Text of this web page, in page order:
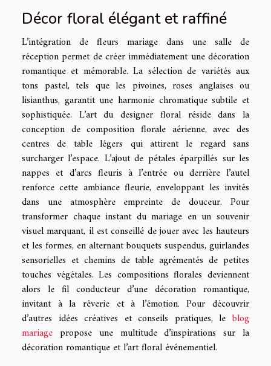
Décor floral élégant et raffiné
L’intégration de fleurs mariage dans une salle de
réception permet de créer immédiatement une décoration
romantique et mémorable. La sélection de variétés aux
tons pastel, tels que les pivoines, roses anglaises ou
lisianthus, garantit une harmonie chromatique subtile et
sophistiquée. L’art du designer floral réside dans la
conception de composition florale aérienne, avec des
centres de table légers qui attirent le regard sans
surcharger l’espace. L’ajout de pétales éparpillés sur les
nappes et d’arcs fleuris à l’entrée ou derrière l’autel
renforce cette ambiance fleurie, enveloppant les invités
dans une atmosphère empreinte de douceur. Pour
transformer chaque instant du mariage en un souvenir
visuel marquant, il est conseillé de jouer avec les hauteurs
et les formes, en alternant bouquets suspendus, guirlandes
sensorielles et chemins de table agrémentés de petites
touches végétales. Les compositions florales deviennent
alors le fil conducteur d’une décoration romantique,
invitant à la rêverie et à l’émotion. Pour découvrir
d’autres idées créatives et conseils pratiques, leblog
mariage propose une multitude d’inspirations sur la
décoration romantique et l’art floral événementiel.